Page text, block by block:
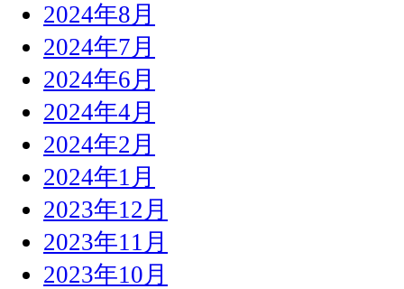
2024年8月
2024年7月
2024年6月
2024年4月
2024年2月
2024年1月
2023年12月
2023年11月
2023年10月